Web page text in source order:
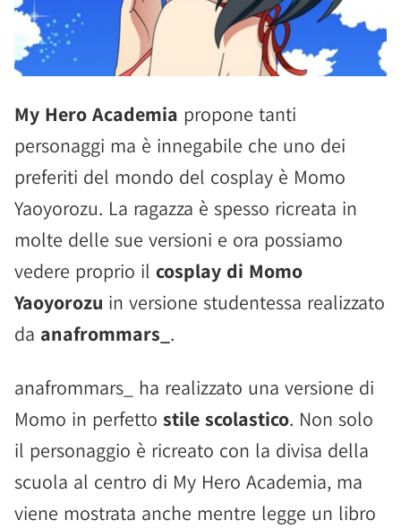
My Hero Academia propone tanti
personaggi ma è innegabile che uno dei
preferiti del mondo del cosplay è Momo
Yaoyorozu. La ragazza è spesso ricreata in
molte delle sue versioni e ora possiamo
vedere proprio il cosplay di Momo
Yaoyorozu in versione studentessa realizzato
da anafrommars_ .
anafrommars_ ha realizzato una versione di
Momo in perfetto stile scolastico. Non solo
il personaggio è ricreato con la divisa della
scuola al centro di My Hero Academia, ma
viene mostrata anche mentre legge un libro